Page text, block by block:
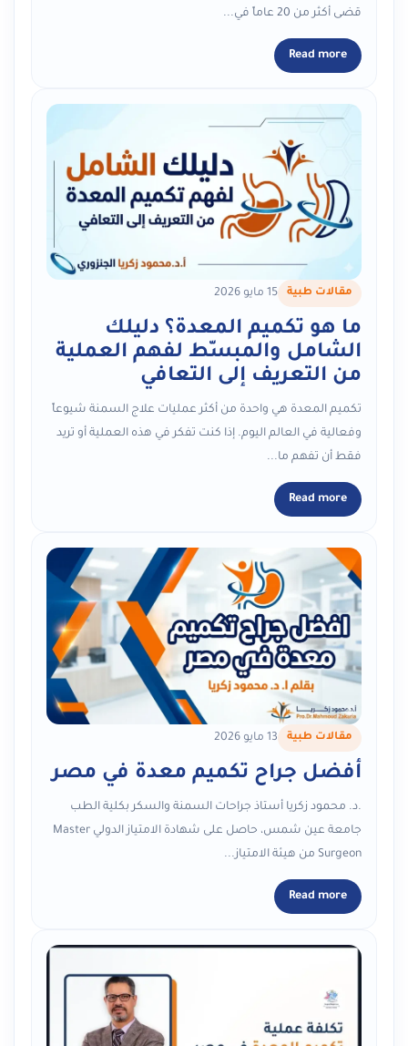
قضى أكثر من 20 عاماً في...
Read more
مقالات طبية 15 مايو 2026
ما هو تكميم المعدة؟ دليلك
الشامل والمبسّط لفهم العملية
من التعريف إلى التعافي
تكميم المعدة هي واحدة من أكثر عمليات علاج السمنة شيوعاً
وفعالية في العالم اليوم. إذا كنت تفكر في هذه العملية أو تريد
فقط أن تفهم ما...
Read more
مقالات طبية 13 مايو 2026
أفضل جراح تكميم معدة في مصر
.د. محمود زكريا أستاذ جراحات السمنة والسكر بكلية الطب
جامعة عين شمس، حاصل على شهادة الامتياز الدولي Master
Surgeon من هيئة الامتياز...
Read more